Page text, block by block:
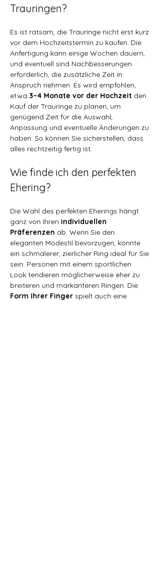
Trauringen?
Es ist ratsam, die Trauringe nicht erst kurz
vor dem Hochzeitstermin zu kaufen. Die
Anfertigung kann einige Wochen dauern,
und eventuell sind Nachbesserungen
erforderlich, die zusätzliche Zeit in
Anspruch nehmen. Es wird empfohlen,
etwa 3–4 Monate vor der Hochzeit den
Kauf der Trauringe zu planen, um
genügend Zeit für die Auswahl,
Anpassung und eventuelle Änderungen zu
haben. So können Sie sicherstellen, dass
alles rechtzeitig fertig ist.
Wie finde ich den perfekten
Ehering?
Die Wahl des perfekten Eherings hängt
ganz von Ihren individuellen
Präferenzen ab. Wenn Sie den
eleganten Modestil bevorzugen, könnte
ein schmalerer, zierlicher Ring ideal für Sie
sein. Personen mit einem sportlichen
Look tendieren möglicherweise eher zu
breiteren und markanteren Ringen. Die
Form Ihrer Finger spielt auch eine